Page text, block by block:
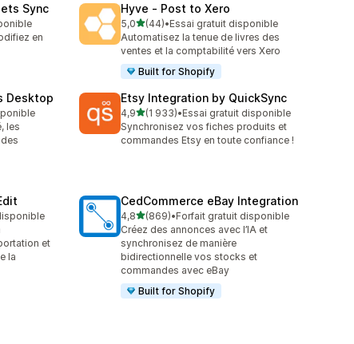
Sync
en
Hyve ‑ Post to Xero
5,0étoile(s) sur 5
(44)
44 avis au total
•Essai gratuit disponible
Automatisez la tenue de livres des
ventes et la comptabilité vers Xero
Built for Shopify
Desktop
les
Etsy Integration by QuickSync
4,9étoile(s) sur 5
(1 933)
1933 avis au total
•Essai gratuit disponible
Synchronisez vos fiches produits et
commandes Etsy en toute confiance !
et
la
CedCommerce eBay Integration
4,8étoile(s) sur 5
(869)
869 avis au total
•Forfait gratuit disponible
Créez des annonces avec l’IA et
synchronisez de manière
bidirectionnelle vos stocks et
commandes avec eBay
Built for Shopify